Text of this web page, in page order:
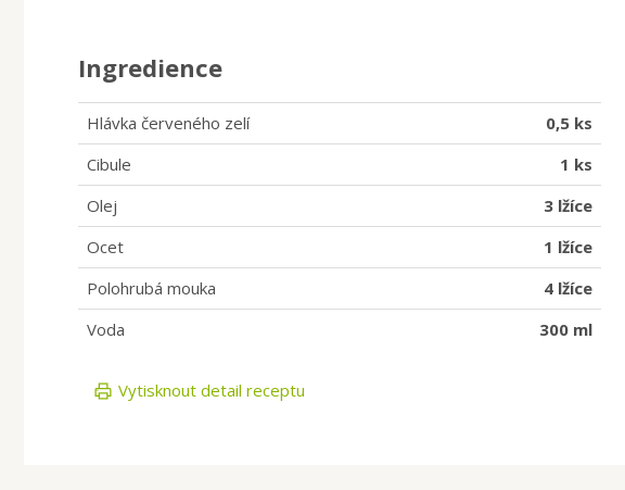
Ingredience
Hlávka červeného zelí
0,5 ks
Cibule
1 ks
Olej
3 lžíce
Ocet
1 lžíce
Polohrubá mouka
4 lžíce
Voda
300 ml
Vytisknout detail receptu